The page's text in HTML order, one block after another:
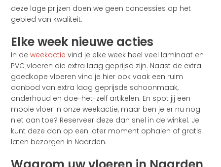
deze lage prijzen doen we geen concessies op het
gebied van kwaliteit.
Elke week nieuwe acties
In deweekactie vind je elke week heel veel laminaat en
PVC vloeren die extra laag geprijsd zijn. Naast de extra
goedkope vloeren vind je hier ook vaak een ruim
aanbod van extra laag geprijsde schoonmaak,
onderhoud en doe-het-zelf artikelen. En spot jij een
mooie vloer in onze weekactie, maar ben je er nu nog
niet aan toe? Reserveer deze dan snel in de winkel. Je
kunt deze dan op een later moment ophalen of gratis
laten bezorgen in Naarden.